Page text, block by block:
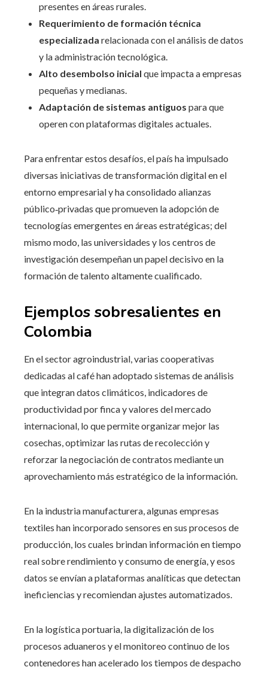
presentes en áreas rurales.
Requerimiento de formación técnica
especializada relacionada con el análisis de datos
y la administración tecnológica.
Alto desembolso inicial que impacta a empresas
pequeñas y medianas.
Adaptación de sistemas antiguos para que
operen con plataformas digitales actuales.
Para enfrentar estos desafíos, el país ha impulsado
diversas iniciativas de transformación digital en el
entorno empresarial y ha consolidado alianzas
público‑privadas que promueven la adopción de
tecnologías emergentes en áreas estratégicas; del
mismo modo, las universidades y los centros de
investigación desempeñan un papel decisivo en la
formación de talento altamente cualificado.
Ejemplos sobresalientes en
Colombia
En el sector agroindustrial, varias cooperativas
dedicadas al café han adoptado sistemas de análisis
que integran datos climáticos, indicadores de
productividad por finca y valores del mercado
internacional, lo que permite organizar mejor las
cosechas, optimizar las rutas de recolección y
reforzar la negociación de contratos mediante un
aprovechamiento más estratégico de la información.
En la industria manufacturera, algunas empresas
textiles han incorporado sensores en sus procesos de
producción, los cuales brindan información en tiempo
real sobre rendimiento y consumo de energía, y esos
datos se envían a plataformas analíticas que detectan
ineficiencias y recomiendan ajustes automatizados.
En la logística portuaria, la digitalización de los
procesos aduaneros y el monitoreo continuo de los
contenedores han acelerado los tiempos de despacho